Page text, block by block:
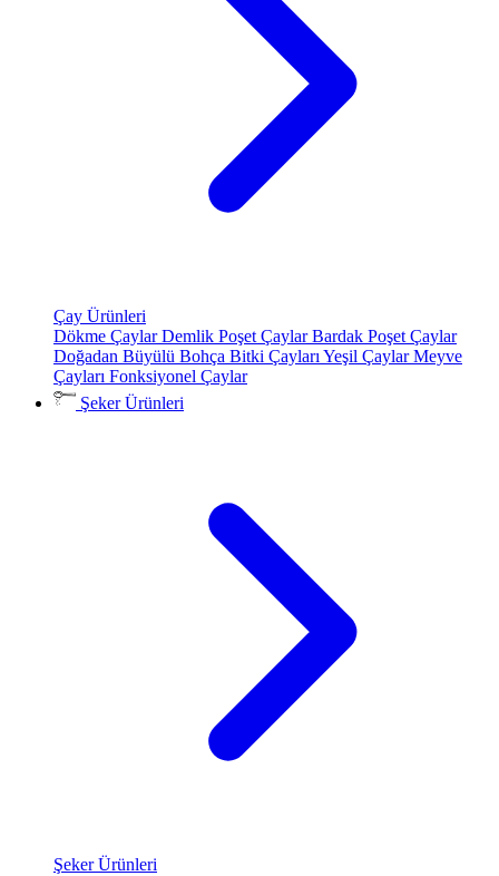
Çay Ürünleri
Dökme ÇaylarDemlik Poşet ÇaylarBardak Poşet Çaylar
Doğadan Büyülü Bohça Bitki Çayları Yeşil ÇaylarMeyve
Çayları Fonksiyonel Çaylar
Şeker Ürünleri
Şeker Ürünleri